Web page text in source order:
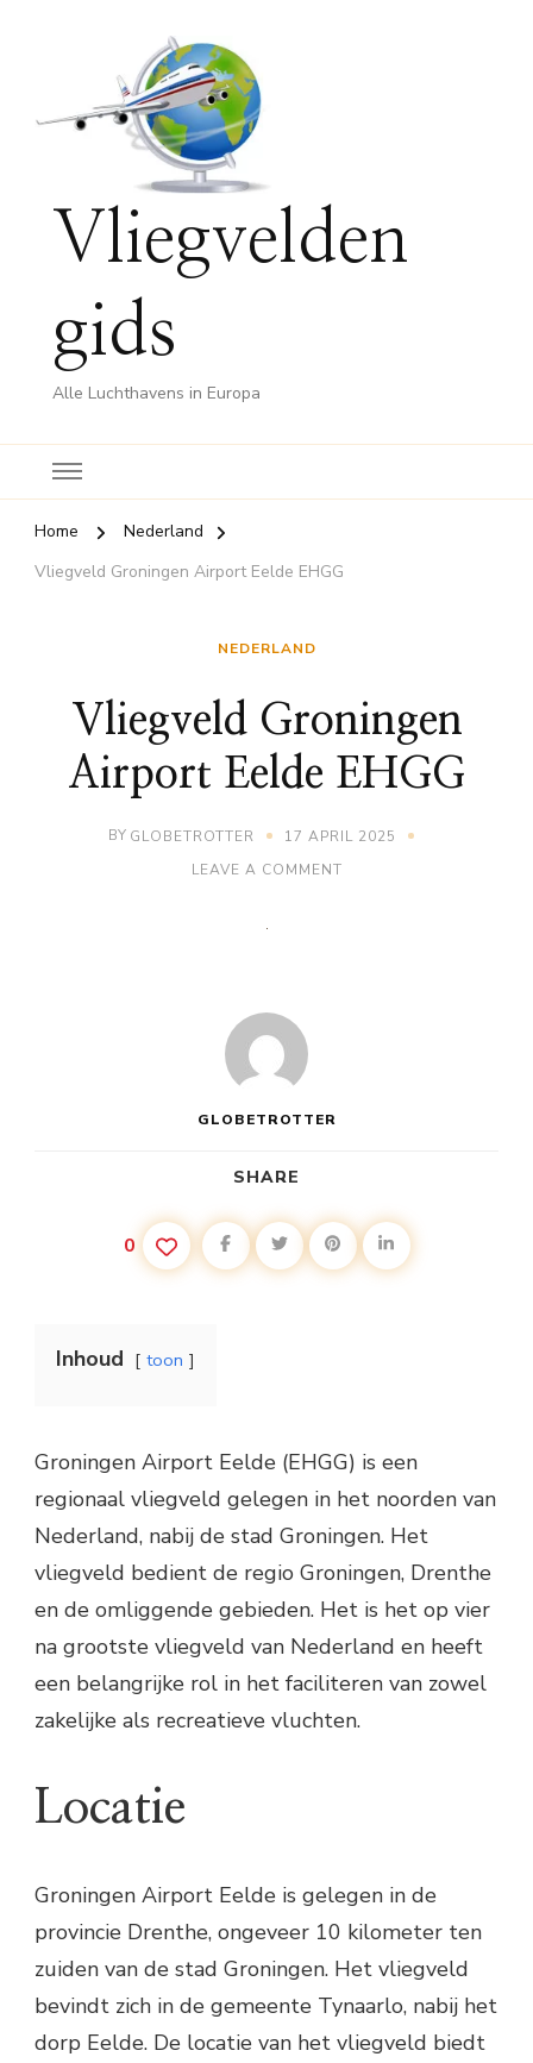
Vliegvelden
gids
Alle Luchthavens in Europa
Home
Nederland
Vliegveld Groningen Airport Eelde EHGG
NEDERLAND
Vliegveld Groningen
Airport Eelde EHGG
BY GLOBETROTTER
17 APRIL 2025
LEAVE A COMMENTON
GLOBETROTTER
SHARE
0
Inhoud toon
Groningen Airport Eelde (EHGG) is een
regionaal vliegveld gelegen in het noorden van
Nederland, nabij de stad Groningen. Het
vliegveld bedient de regio Groningen, Drenthe
en de omliggende gebieden. Het is het op vier
na grootste vliegveld van Nederland en heeft
een belangrijke rol in het faciliteren van zowel
zakelijke als recreatieve vluchten.
Locatie
Groningen Airport Eelde is gelegen in de
provincie Drenthe, ongeveer 10 kilometer ten
zuiden van de stad Groningen. Het vliegveld
bevindt zich in de gemeente Tynaarlo, nabij het
dorp Eelde. De locatie van het vliegveld biedt